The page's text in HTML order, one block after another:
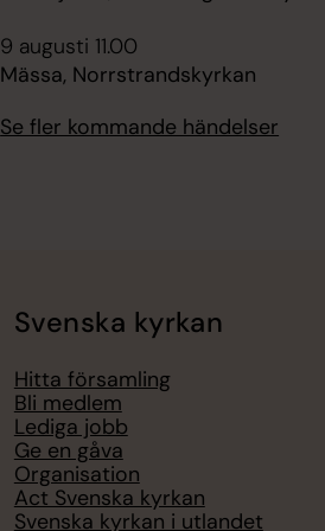
9 augusti 11.00
Mässa, Norrstrandskyrkan
Se fler kommande händelser
Svenska kyrkan
Hitta församling
Bli medlem
Lediga jobb
Ge en gåva
Organisation
Act Svenska kyrkan
Svenska kyrkan i utlandet